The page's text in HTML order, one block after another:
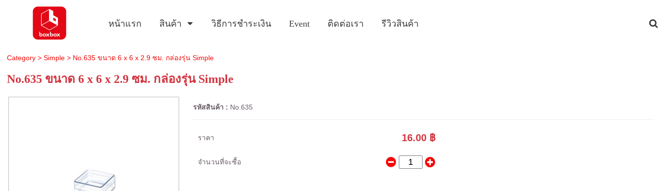
หน้าแรก สินค้า วิธีการชำระเงิน Event ติดต่อเรา รีวิวสินค้า
Category> Simple> No.635 ขนาด 6 x 6 x 2.9 ซม. กล่องรุ่น Simple
No.635 ขนาด 6 x 6 x 2.9 ซม. กล่องรุ่น Simple
รหัสสินค้า : No.635
ราคา 16.00 ฿
จำนวนที่จะซื้อ